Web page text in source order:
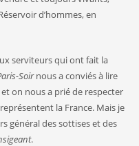
d’hommes, en
serviteurs qui ont fait la
Soirnous a conviés à lire
on nous a prié de respecter
la France. Mais je
général des sottises et des
.